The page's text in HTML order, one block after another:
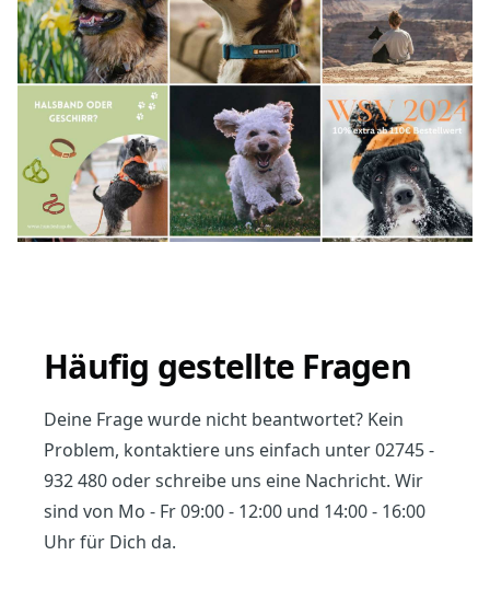
Häufig gestellte Fragen
Deine Frage wurde nicht beantwortet? Kein
Problem, kontaktiere uns einfach unter02745 -
932 480 oderschreibe uns eine Nachricht. Wir
sind von Mo - Fr 09:00 - 12:00 und 14:00 - 16:00
Uhr für Dich da.